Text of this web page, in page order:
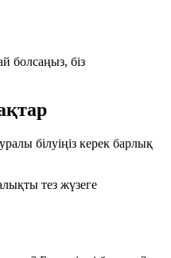
болсаңыз, біз
білуіңіз керек барлық
тез жүзеге